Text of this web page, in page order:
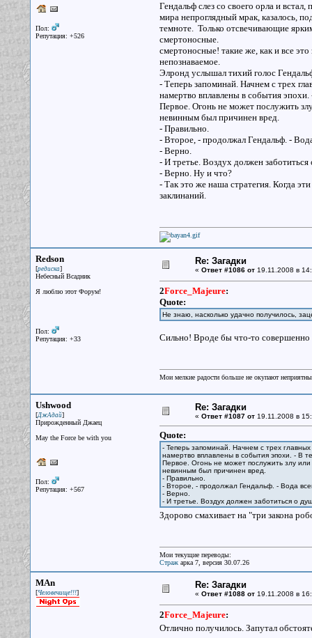
Пол:
Репутация: +526
Гендальф слез со своего орла и
мира непроглядный мрак, казалось,
темноте. Только отсвечивающие
смертоносные.
смертоносные! такие же, как и все
непознаваемое.
Элронд услышал тихий голос
- Теперь запоминай. Начнем с трех
намертво вплавлены в события
Первое. Огонь не может послужить
невинным был причинен вред.
- Правильно.
- Второе, - продолжал Гендальф. -
- Верно.
- И третье. Воздух должен
- Верно. Ну и что?
- Так это же наша стратегия. Когда
заклинаний.
Redson
[редиска]
Небесный Всадник
Я люблю этот Форум!
Пол:
Репутация: +33
Re: Загадки
« Ответ #1086 от19.11.2008 в
2Force_Majeure:
Quote:
Не знаю, насколько удачно получилось,
Сильно! Вроде бы что-то совершенно
Мои мелкие радости больше не окупают
Ushwood
[ДжАдай]
Прирожденный Джаец
May the Force be with you
Пол:
Репутация: +567
Re: Загадки
« Ответ #1087 от19.11.2008 в
Quote:
- Теперь запоминай. Начнем с трех
намертво вплавлены в события эпохи. - В
Первое. Огонь не может послужить злу
невинным был причинен вред.
- Правильно.
- Второе, - продолжал Гендальф. - Вода
- Верно.
- И третье. Воздух должен заботиться о
Здорово смахивает на "три закона
Мои текущие переводы:
Стражарка 7, версия 30.07.26
MAn
[Человечище!!!]
Re: Загадки
« Ответ #1088 от19.11.2008 в
2Force_Majeure:
Отлично получилось. Запутал